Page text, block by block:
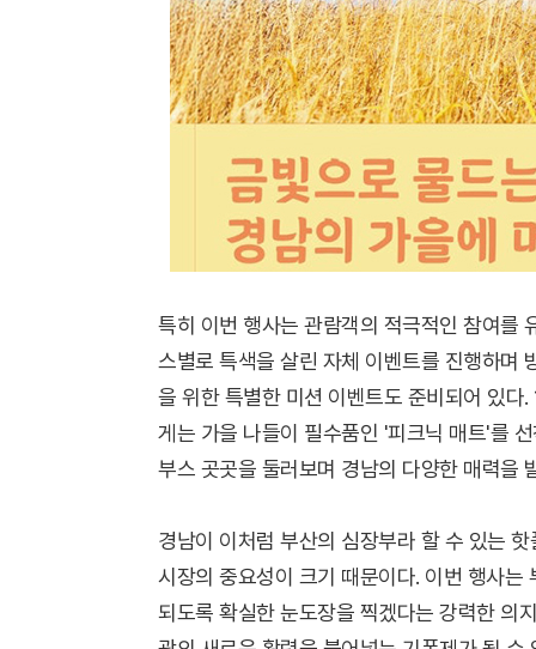
특히 이번 행사는 관람객의 적극적인 참여를
스별로 특색을 살린 자체 이벤트를 진행하며
을 위한 특별한 미션 이벤트도 준비되어 있
게는 가을 나들이 필수품인 '피크닉 매트'를
부스 곳곳을 둘러보며 경남의 다양한 매력을
경남이 이처럼 부산의 심장부라 할 수 있는
시장의 중요성이 크기 때문이다. 이번 행사
되도록 확실한 눈도장을 찍겠다는 강력한 의